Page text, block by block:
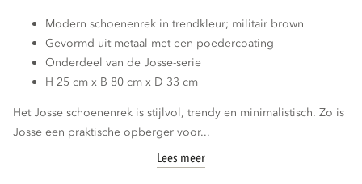
Modern schoenenrek in trendkleur; militair brown
Gevormd uit metaal met een poedercoating
Onderdeel van de Josse-serie
H 25 cm x B 80 cm x D 33 cm
Het Josse schoenenrek is stijlvol, trendy en minimalistisch. Zo is
Josse een praktische opberger voor...
Lees meer